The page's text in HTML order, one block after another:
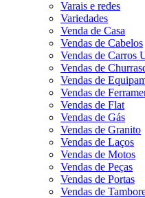
Varais e redes
Variedades
Venda de Casa
Vendas de Cabelos
Vendas de Carros
Vendas de
Vendas de
Vendas de
Vendas de Flat
Vendas de Gás
Vendas de Granito
Vendas de Laços
Vendas de Motos
Vendas de Peças
Vendas de Portas
Vendas de